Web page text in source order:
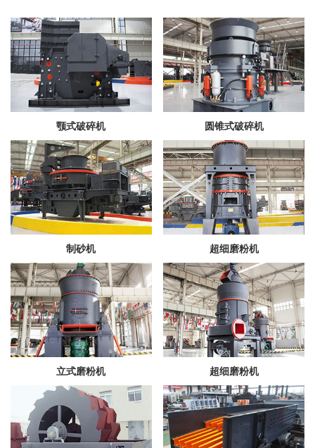
颚式破碎机 圆锥式破碎机
制砂机 超细磨粉机
立式磨粉机 超细磨粉机